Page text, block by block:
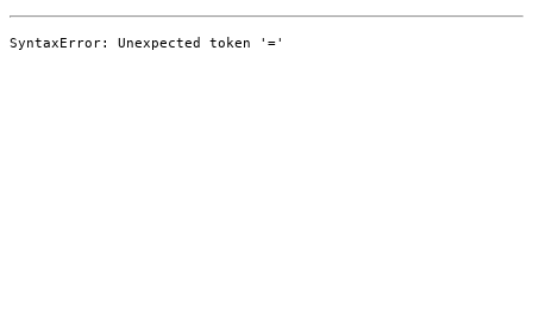
SyntaxError: Unexpected token '='